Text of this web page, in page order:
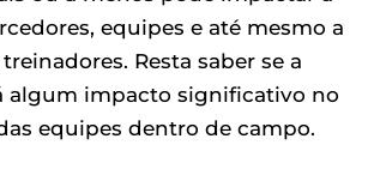
equipes e até mesmo a
Resta saber se a
algum impacto significativo no
equipes dentro de campo.